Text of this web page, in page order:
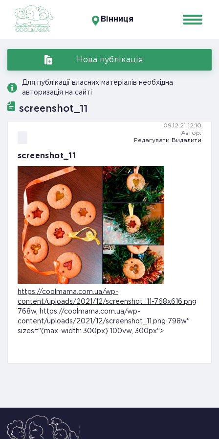
Вінниця
Нова публікація
Для публікації власних матеріалів необхідна
авторизація на сайті
screenshot_11
09.12.21 12:10
Автор:
Редагувати
Видалити
screenshot_11
https://coolmama.com.ua/wp-
content/uploads/2021/12/screenshot_11-768x616.png
768w, https://coolmama.com.ua/wp-
content/uploads/2021/12/screenshot_11.png 798w"
sizes="(max-width: 300px) 100vw, 300px">